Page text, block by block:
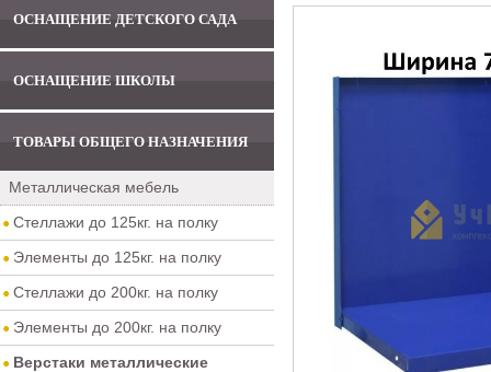
ОСНАЩЕНИЕ ДЕТСКОГО САДА
ОСНАЩЕНИЕ ШКОЛЫ
ТОВАРЫ ОБЩЕГО НАЗНАЧЕНИЯ
Металлическая мебель
Стеллажи до 125кг. на полку
Элементы до 125кг. на полку
Стеллажи до 200кг. на полку
Элементы до 200кг. на полку
Верстаки металлические